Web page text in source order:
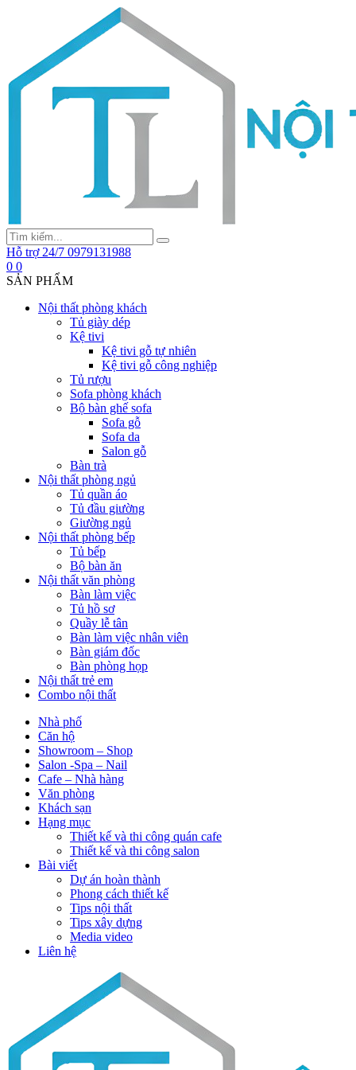
Hỗ trợ 24/7 0979131988
0 0
SẢN PHẨM
Nội thất phòng khách
Tủ giày dép
Kệ tivi
Kệ tivi gỗ tự nhiên
Kệ tivi gỗ công nghiệp
Tủ rượu
Sofa phòng khách
Bộ bàn ghế sofa
Sofa gỗ
Sofa da
Salon gỗ
Bàn trà
Nội thất phòng ngủ
Tủ quần áo
Tủ đầu giường
Giường ngủ
Nội thất phòng bếp
Tủ bếp
Bộ bàn ăn
Nội thất văn phòng
Bàn làm việc
Tủ hồ sơ
Quầy lễ tân
Bàn làm việc nhân viên
Bàn giám đốc
Bàn phòng họp
Nội thất trẻ em
Combo nội thất
Nhà phố
Căn hộ
Showroom – Shop
Salon -Spa – Nail
Cafe – Nhà hàng
Văn phòng
Khách sạn
Hạng mục
Thiết kế và thi công quán cafe
Thiết kế và thi công salon
Bài viết
Dự án hoàn thành
Phong cách thiết kế
Tips nội thất
Tips xây dựng
Media video
Liên hệ